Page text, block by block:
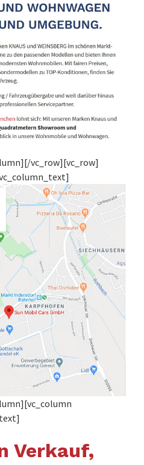
vc_row][vc_row]
Verkauf,